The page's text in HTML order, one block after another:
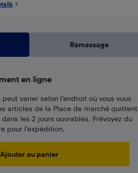
Ramassage
en ligne
varier selon l'endroit où vous vous
articles de la Place de marché quittent
les 2 jours ouvrables. Prévoyez du
pour l’expédition.
Ajouter au panier